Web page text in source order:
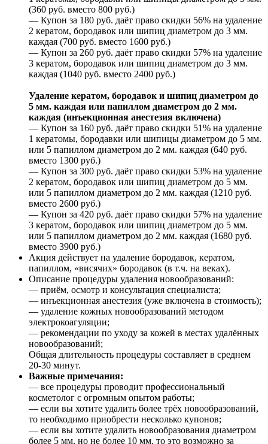
(360 руб. вместо 800 руб.)
— Купон за 180 руб. даёт право скидки 56% на удаление
2 кератом, бородавок или шипиц диаметром до 3 мм.
каждая (700 руб. вместо 1600 руб.)
— Купон за 260 руб. даёт право скидки 57% на удаление
3 кератом, бородавок или шипиц диаметром до 3 мм.
каждая (1040 руб. вместо 2400 руб.)
Удаление кератом, бородавок и шипиц диаметром до
5 мм. каждая или папиллом диаметром до 2 мм.
каждая (инъекционная анестезия включена)
— Купон за 160 руб. даёт право скидки 51% на удаление
1 кератомы, бородавки или шипицы диаметром до 5 мм.
или 5 папиллом диаметром до 2 мм. каждая (640 руб.
вместо 1300 руб.)
— Купон за 300 руб. даёт право скидки 53% на удаление
2 кератом, бородавок или шипиц диаметром до 5 мм.
или 5 папиллом диаметром до 2 мм. каждая (1210 руб.
вместо 2600 руб.)
— Купон за 420 руб. даёт право скидки 57% на удаление
3 кератом, бородавок или шипиц диаметром до 5 мм.
или 5 папиллом диаметром до 2 мм. каждая (1680 руб.
вместо 3900 руб.)
Акция действует на удаление бородавок, кератом,
папиллом, «висячих» бородавок (в т.ч. на веках).
Описание процедуры удаления новообразований:
— приём, осмотр и консультация специалиста;
— инъекционная анестезия (уже включена в стоимость);
— удаление кожных новообразований методом
электрокоагуляции;
— рекомендации по уходу за кожей в местах удалённых
новообразований;
Общая длительность процедуры составляет в среднем
20-30 минут.
Важные примечания:
— все процедуры проводит профессиональный
косметолог с огромным опытом работы;
— если вы хотите удалить более трёх новообразований,
то необходимо приобрести несколько купонов;
— если вы хотите удалить новообразования диаметром
более 5 мм, но не более 10 мм, то это возможно за